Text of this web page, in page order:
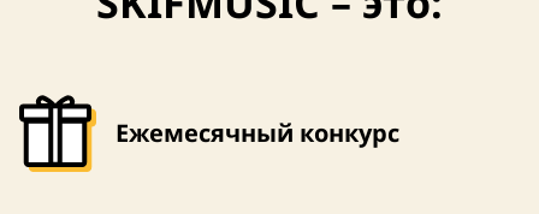
Ежемесячный конкурс